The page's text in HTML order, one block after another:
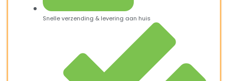
Snelle verzending & levering aan huis